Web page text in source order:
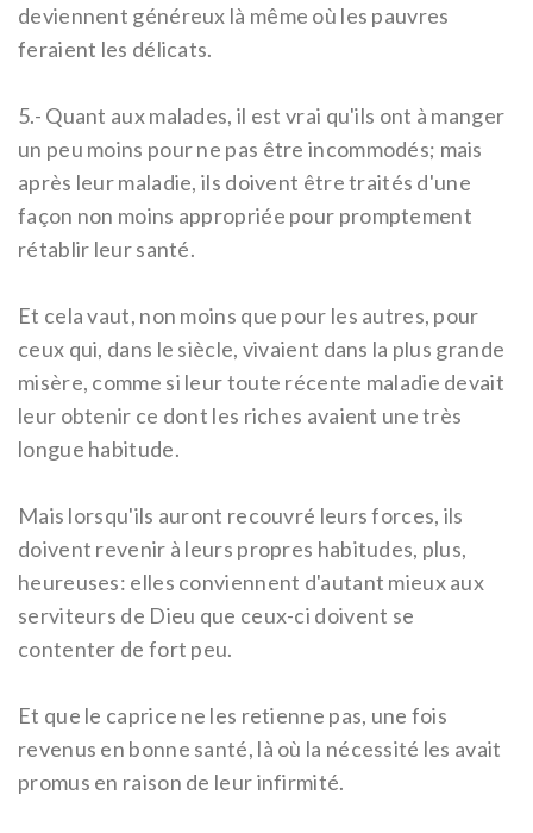
deviennent généreux là même où les pauvres
feraient les délicats.
5.- Quant aux malades, il est vrai qu'ils ont à manger
un peu moins pour ne pas être incommodés; mais
après leur maladie, ils doivent être traités d'une
façon non moins appropriée pour promptement
rétablir leur santé.
Et cela vaut, non moins que pour les autres, pour
ceux qui, dans le siècle, vivaient dans la plus grande
misère, comme si leur toute récente maladie devait
leur obtenir ce dont les riches avaient une très
longue habitude.
Mais lorsqu'ils auront recouvré leurs forces, ils
doivent revenir à leurs propres habitudes, plus,
heureuses: elles conviennent d'autant mieux aux
serviteurs de Dieu que ceux-ci doivent se
contenter de fort peu.
Et que le caprice ne les retienne pas, une fois
revenus en bonne santé, là où la nécessité les avait
promus en raison de leur infirmité.